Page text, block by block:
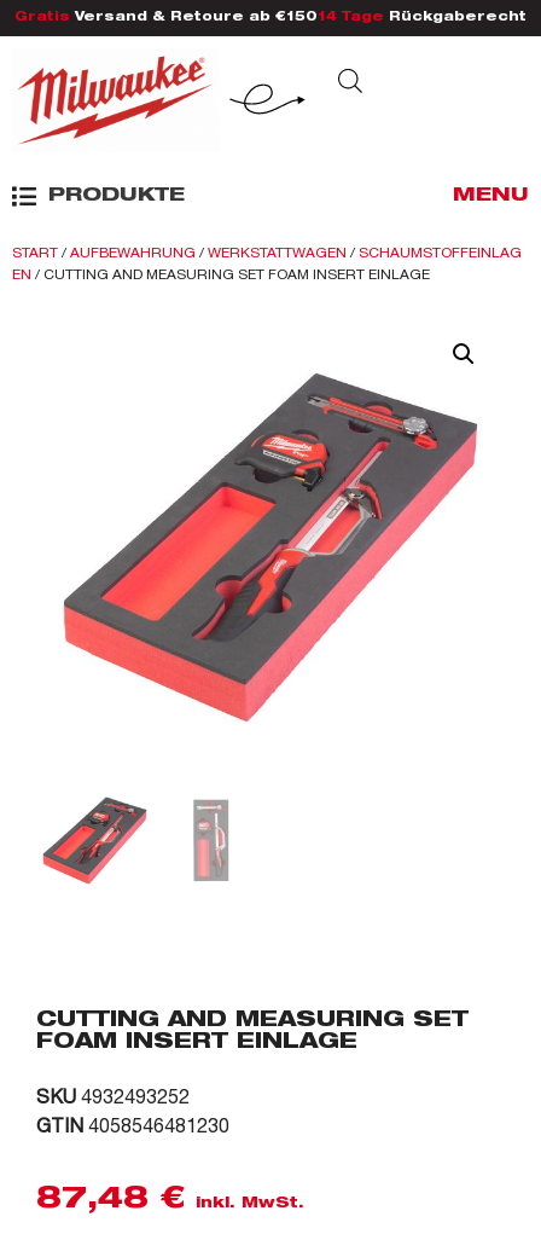
Gratis Versand & Retoure ab €150 14 Tage Rückgaberecht
PRODUKTE MENU
START / AUFBEWAHRUNG / WERKSTATTWAGEN / SCHAUMSTOFFEINLAG
EN / CUTTING AND MEASURING SET FOAM INSERT EINLAGE
CUTTING AND MEASURING SET
FOAM INSERT EINLAGE
SKU 4932493252
GTIN 4058546481230
87,48 € inkl. MwSt.